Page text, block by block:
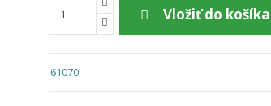
Vložiť do košíka
61070